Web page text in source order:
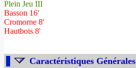
Plein Jeu III
Basson 16'
Cromorne 8'
Hautbois 8'
Caractéristiques Générales